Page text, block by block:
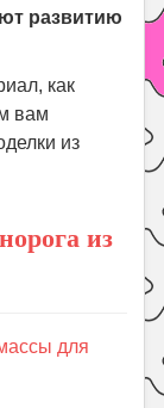
развитию
как
вам
из
из
для